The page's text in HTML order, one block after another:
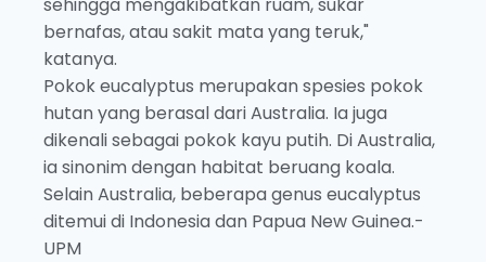
bernafas, atau sakit mata yang teruk,"
katanya.
Pokok eucalyptus merupakan spesies pokok
hutan yang berasal dari Australia. Ia juga
dikenali sebagai pokok kayu putih. Di Australia,
ia sinonim dengan habitat beruang koala.
Selain Australia, beberapa genus eucalyptus
ditemui di Indonesia dan Papua New Guinea.-
UPM